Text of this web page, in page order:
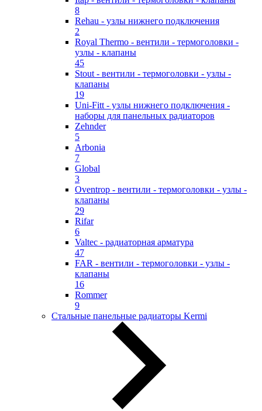
8
Rehau - узлы нижнего подключения
2
Royal Thermo - вентили - термоголовки -
узлы - клапаны
45
Stout - вентили - термоголовки - узлы -
клапаны
19
Uni-Fitt - узлы нижнего подключения -
наборы для панельных радиаторов
Zehnder
5
Arbonia
7
Global
3
Oventrop - вентили - термоголовки - узлы -
клапаны
29
Rifar
6
Valtec - радиаторная арматура
47
FAR - вентили - термоголовки - узлы -
клапаны
16
Rommer
9
Стальные панельные радиаторы Kermi